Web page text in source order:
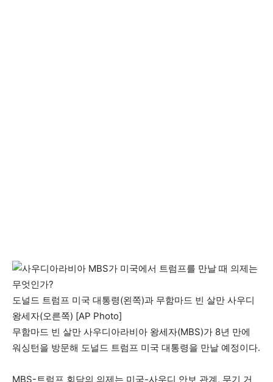
도널드 트럼프 미국 대통령(왼쪽)과 무함마드 빈 살만 사우디
왕세자(오른쪽) [AP Photo]
무함마드 빈 살만 사우디아라비아 왕세자(MBS)가 8년 만에
워싱턴을 방문해 도널드 트럼프 미국 대통령을 만날 예정이다.
MBS-트럼프 회담의 의제는 미국-사우디 안보 관계, 무기 거